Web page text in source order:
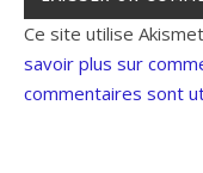
Ce site utilise
savoir plus sur
commentaires sont